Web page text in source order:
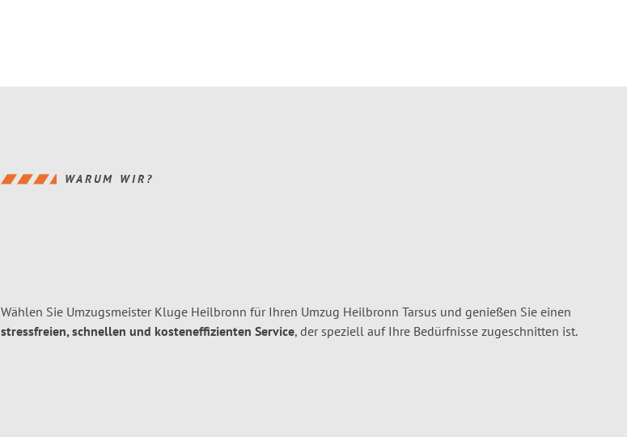
WARUM WIR?
Wählen Sie Umzugsmeister Kluge Heilbronn für Ihren Umzug Heilbronn Tarsus und genießen Sie einen
stressfreien, schnellen und kosteneffizienten Service, der speziell auf Ihre Bedürfnisse zugeschnitten ist.